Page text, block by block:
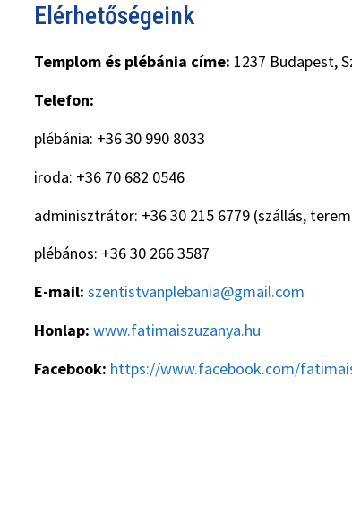
Elérhetőségeink
Templom és plébánia címe: 1237 Budapest,
Telefon:
plébánia: +36 30 990 8033
iroda: +36 70 682 0546
adminisztrátor: +36 30 215 6779 (szállás,
plébános: +36 30 266 3587
E-mail:szentistvanplebania@gmail.com
Honlap: www.fatimaiszuzanya.hu
Facebook: https://www.facebook.com/